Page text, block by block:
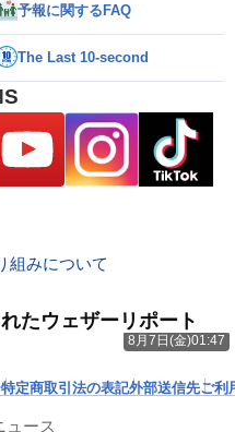
予報に関するFAQ
The Last 10-second
組みについて
たウェザーリポート
8月7日(金)01:47
特定商取引法の表記外部送信先ご利
ュース